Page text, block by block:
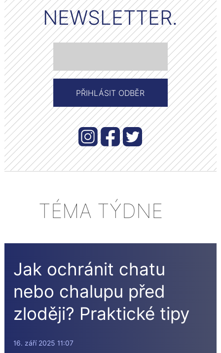
NEWSLETTER.
TÉMA TÝDNE
Jak ochránit chatu
nebo chalupu před
zloději? Praktické tipy
16. září 2025 11:07